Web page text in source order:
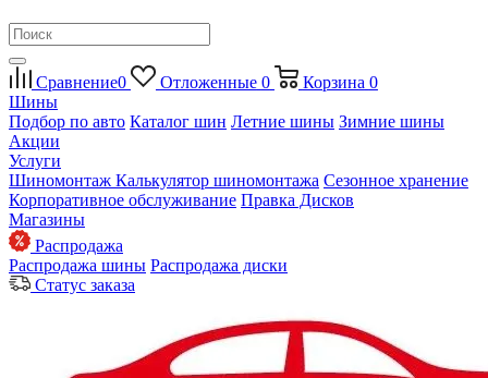
Сравнение0 Отложенные 0 Корзина 0
Шины
Подбор по авто Каталог шин Летние шины Зимние шины
Акции
Услуги
Шиномонтаж Калькулятор шиномонтажа Сезонное хранение
Корпоративное обслуживание Правка Дисков
Магазины
Распродажа
Распродажа шины Распродажа диски
Статус заказа